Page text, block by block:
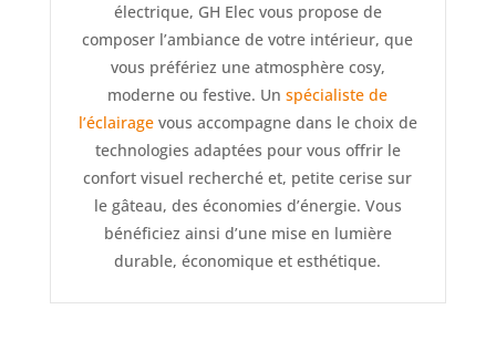
électrique, GH Elec vous propose de
composer l’ambiance de votre intérieur, que
vous préfériez une atmosphère cosy,
moderne ou festive. Unspécialiste de
l’éclairagevous accompagne dans le choix de
technologies adaptées pour vous offrir le
confort visuel recherché et, petite cerise sur
le gâteau, des économies d’énergie. Vous
bénéficiez ainsi d’une mise en lumière
durable, économique et esthétique.